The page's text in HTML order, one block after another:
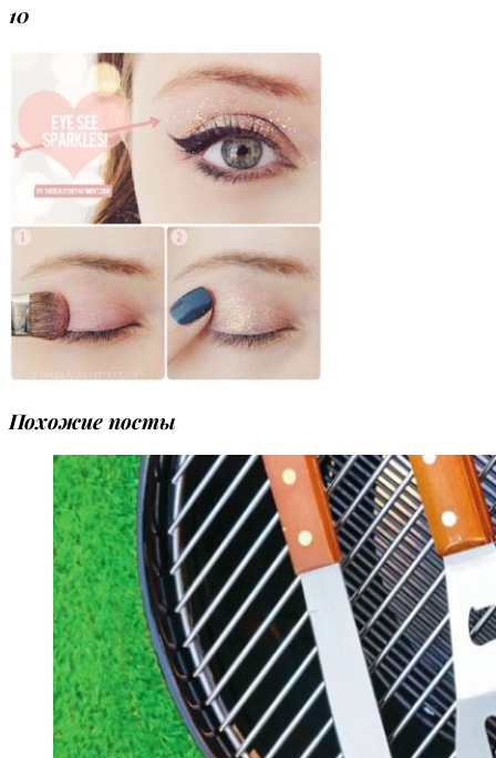
10
Похожие посты